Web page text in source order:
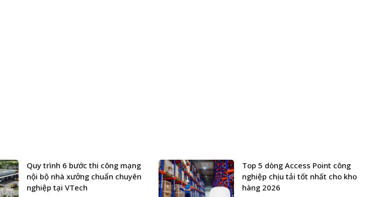
Quy trình 6 bước thi công mạng
nội bộ nhà xưởng chuẩn chuyên
nghiệp tại VTech
Top 5 dòng Access Point công
nghiệp chịu tải tốt nhất cho kho
hàng 2026